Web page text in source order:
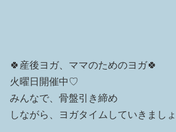
🍀産後ヨガ、ママのためのヨガ🍀
火曜日開催中♡
みんなで、骨盤引き締め
しながら、ヨガタイムしていきまし